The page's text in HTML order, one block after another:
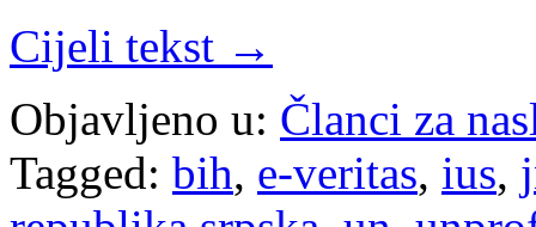
Cijeli tekst →
Objavljeno u: Članci za
Tagged: bih, e-veritas, ius,